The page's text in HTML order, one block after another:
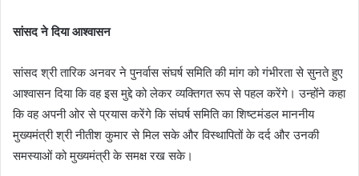
सांसद ने दिया आश्वासन
सांसद श्री तारिक अनवर ने पुनर्वास संघर्ष समिति की मांग को गंभीरता से सुनते हुए
आश्वासन दिया कि वह इस मुद्दे को लेकर व्यक्तिगत रूप से पहल करेंगे। उन्होंने कहा
कि वह अपनी ओर से प्रयास करेंगे कि संघर्ष समिति का शिष्टमंडल माननीय
मुख्यमंत्री श्री नीतीश कुमार से मिल सके और विस्थापितों के दर्द और उनकी
समस्याओं को मुख्यमंत्री के समक्ष रख सके।